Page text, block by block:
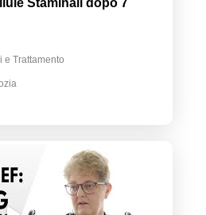
Staminali dopo 7
Trattamento